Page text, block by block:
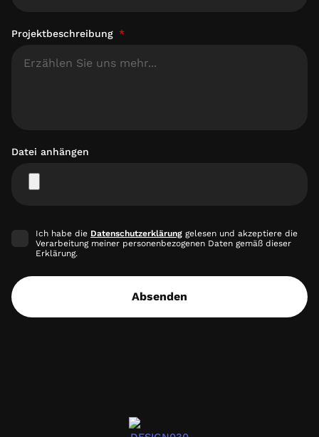
Projektbeschreibung
Datei anhängen
Ich habe die Datenschutzerklärung gelesen und akzeptiere die
Verarbeitung meiner personenbezogenen Daten gemäß dieser
Erklärung.
Absenden
design030